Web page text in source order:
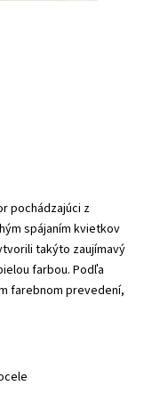
pochádzajúci z
spájaním kvietkov
takýto zaujímavý
farbou. Podľa
farebnom prevedení,